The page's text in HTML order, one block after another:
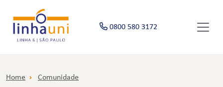
0800 580 3172
Home Comunidade